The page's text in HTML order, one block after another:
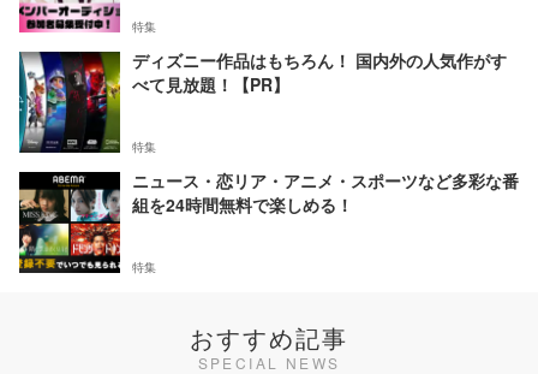
特集
ディズニー作品はもちろん！ 国内外の人気作がす
べて見放題！【PR】
特集
ニュース・恋リア・アニメ・スポーツなど多彩な番
組を24時間無料で楽しめる！
特集
おすすめ記事
SPECIAL NEWS